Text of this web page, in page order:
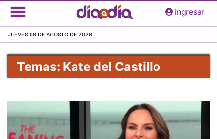
Pasar
al
principal
ingresar
JUEVES 06 DE AGOSTO DE 2026
Temas: Kate del Castillo